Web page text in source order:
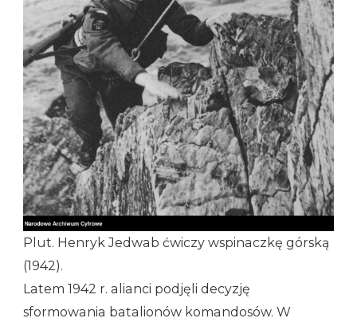
Plut. Henryk Jedwab ćwiczy wspinaczkę górską
(1942).
Latem 1942 r. alianci podjęli decyzję
sformowania batalionów komandosów. W